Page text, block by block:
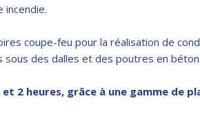
coupe-feu pour la réalisation de
des dalles et des poutres en béton.
2 heures, grâce à une gamme de